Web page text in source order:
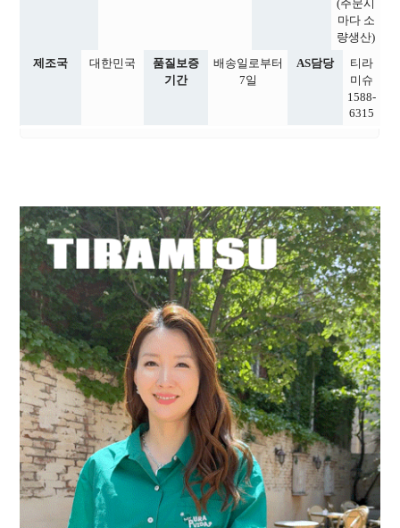
(주문시
마다 소
량생산)
제조국
대한민국
품질보증
기간
배송일로부터
7일
AS담당
티라
미슈
1588-
6315